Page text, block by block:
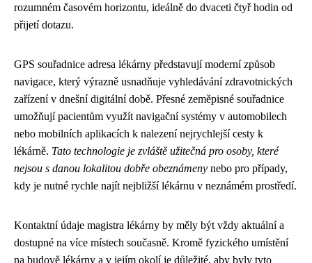
rozumném časovém horizontu, ideálně do dvaceti čtyř hodin od
přijetí dotazu.
GPS souřadnice adresa lékárny představují moderní způsob
navigace, který výrazně usnadňuje vyhledávání zdravotnických
zařízení v dnešní digitální době. Přesné zeměpisné souřadnice
umožňují pacientům využít navigační systémy v automobilech
nebo mobilních aplikacích k nalezení nejrychlejší cesty k
lékárně. Tato technologie je zvláště užitečná pro osoby, které
nejsou s danou lokalitou dobře obeznámeny nebo pro případy,
kdy je nutné rychle najít nejbližší lékárnu v neznámém prostředí.
Kontaktní údaje magistra lékárny by měly být vždy aktuální a
dostupné na více místech současně. Kromě fyzického umístění
na budově lékárny a v jejím okolí je důležité, aby byly tyto